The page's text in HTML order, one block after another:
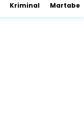
Kriminal Martabe